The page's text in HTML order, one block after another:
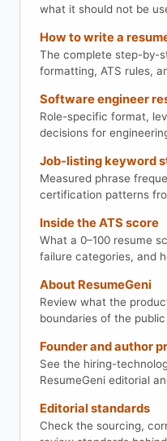
what it should not be
How to write a
The complete step-by-
formatting, ATS rules,
Software engineer
Role-specific format,
decisions for
Job-listing keyword
Measured phrase
certification patterns
Inside the ATS score
What a 0–100 resume
failure categories, and
About ResumeGeni
Review what the
boundaries of the
Founder and author
See the hiring-
ResumeGeni editorial
Editorial standards
Check the sourcing,